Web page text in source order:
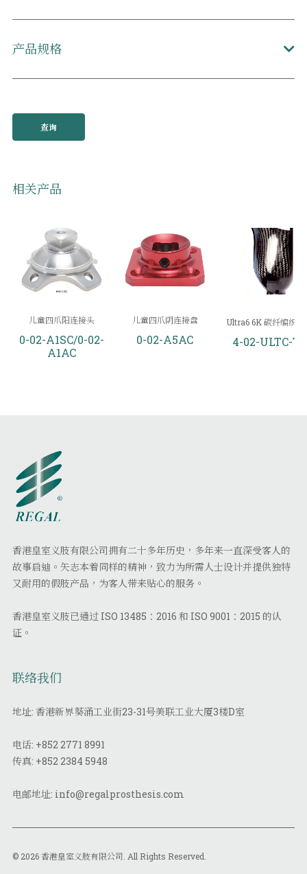
产品规格
查询
相关产品
儿童四爪阳连接头
0-02-A1SC/0-02-
A1AC
儿童四爪阴连接盘
0-02-A5AC
Ultra6 6K 碳纤编织材
4-02-ULTC-TB
香港皇室义肢有限公司拥有二十多年历史，多年来一直深受客人的
故事启迪。矢志本着同样的精神，致力为所需人士设计并提供独特
又耐用的假肢产品，为客人带来贴心的服务。
香港皇室义肢已通过 ISO 13485：2016 和 ISO 9001：2015 的认
证。
联络我们
地址: 香港新界葵涌工业街23-31号美联工业大厦3楼D室
电话: +852 2771 8991
传真: +852 2384 5948
电邮地址: info@regalprosthesis.com
© 2026 香港皇室义肢有限公司. All Rights Reserved.